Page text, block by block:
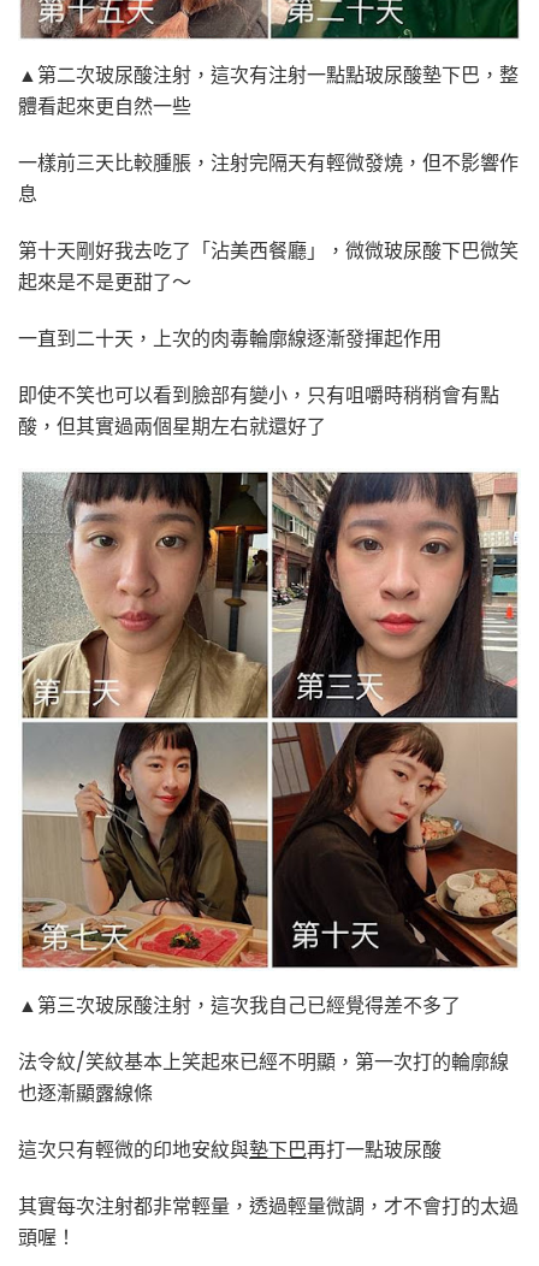
▲第二次玻尿酸注射，這次有注射一點點玻尿酸墊下巴，整
體看起來更自然一些
一樣前三天比較腫脹，注射完隔天有輕微發燒，但不影響作
息
第十天剛好我去吃了「沾美西餐廳」，微微玻尿酸下巴微笑
起來是不是更甜了～
一直到二十天，上次的肉毒輪廓線逐漸發揮起作用
即使不笑也可以看到臉部有變小，只有咀嚼時稍稍會有點
酸，但其實過兩個星期左右就還好了
▲第三次玻尿酸注射，這次我自己已經覺得差不多了
法令紋/笑紋基本上笑起來已經不明顯，第一次打的輪廓線
也逐漸顯露線條
這次只有輕微的印地安紋與墊下巴再打一點玻尿酸
其實每次注射都非常輕量，透過輕量微調，才不會打的太過
頭喔！